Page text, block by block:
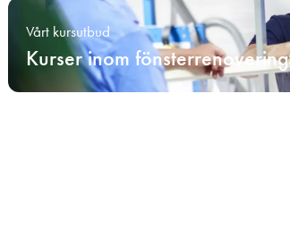
Vårt kursutbud
Kurser inom fönsterrenovering